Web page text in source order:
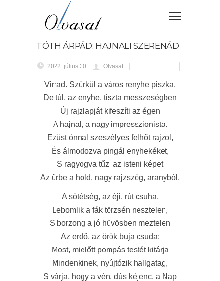
TÓTH ÁRPÁD: HAJNALI SZERENÁD
2022. július 30. Olvasat
Virrad. Szürkül a város renyhe piszka,
De túl, az enyhe, tiszta messzeségben
Új rajzlapját kifeszíti az égen
A hajnal, a nagy impresszionista.
Ezüst ónnal szeszélyes felhőt rajzol,
És álmodozva pingál enyhekéket,
S ragyogva tűzi az isteni képet
Az űrbe a hold, nagy rajzszög, aranyból.
A sötétség, az éji, rút csuha,
Lebomlik a fák törzsén nesztelen,
S borzong a jó hüvösben meztelen
Az erdő, az örök buja csuda:
Most, mielőtt pompás testét kitárja
Mindenkinek, nyújtózik hallgatag,
S várja, hogy a vén, dús kéjenc, a Nap